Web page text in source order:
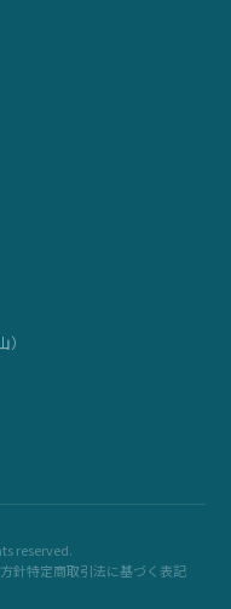
reserved.
針特定商取引法に基づく表記